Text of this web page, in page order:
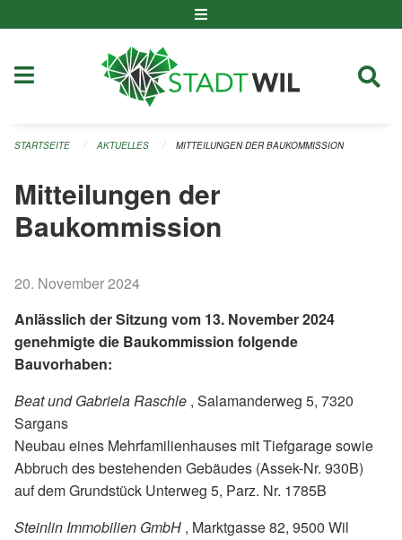
STARTSEITE AKTUELLES MITTEILUNGEN DER BAUKOMMISSION
Mitteilungen der
Baukommission
20. November 2024
Anlässlich der Sitzung vom 13. November 2024
genehmigte die Baukommission folgende
Bauvorhaben:
Beat und Gabriela Raschle , Salamanderweg 5, 7320
Sargans
Neubau eines Mehrfamilienhauses mit Tiefgarage sowie
Abbruch des bestehenden Gebäudes (Assek-Nr. 930B)
auf dem Grundstück Unterweg 5, Parz. Nr. 1785B
Steinlin Immobilien GmbH , Marktgasse 82, 9500 Wil